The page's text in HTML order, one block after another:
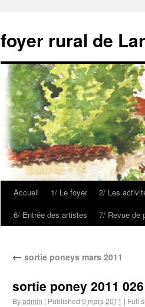
foyer rural de
Accueil 1/ Le foyer 2/ Les
6/ Entrée des artistes
7/ Revue de
← sortie poneys mars 2011
sortie poney 2011 026
Byadmin | Published 9 mars 2011 | Full